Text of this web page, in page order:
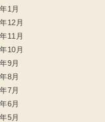
1月
12月
11月
10月
9月
8月
7月
6月
5月